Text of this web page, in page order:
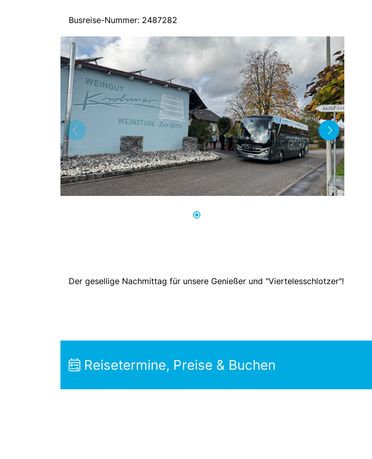
Busreise-Nummer: 2487282
Der gesellige Nachmittag für unsere Genießer und "Viertelesschlotzer"!
Reisetermine, Preise & Buchen